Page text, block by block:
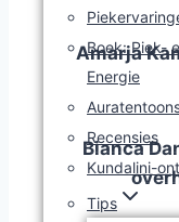
Boek: Piek-
Energie
Recensies
Kundalini-
Tips
Amarja
Bianca